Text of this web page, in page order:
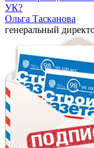
УК?
Ольга Тасканова
генеральный